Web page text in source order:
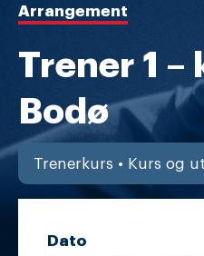
Arrangement
Trener 1 –
Bodø
Trenerkurs • Kurs og
Dato